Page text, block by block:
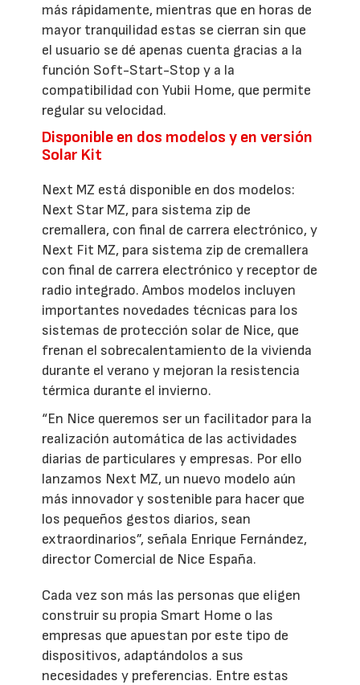
más rápidamente, mientras que en horas de
mayor tranquilidad estas se cierran sin que
el usuario se dé apenas cuenta gracias a la
función Soft-Start-Stop y a la
compatibilidad con Yubii Home, que permite
regular su velocidad.
Disponible en dos modelos y en versión
Solar Kit
Next MZ está disponible en dos modelos:
Next Star MZ, para sistema zip de
cremallera, con final de carrera electrónico, y
Next Fit MZ, para sistema zip de cremallera
con final de carrera electrónico y receptor de
radio integrado. Ambos modelos incluyen
importantes novedades técnicas para los
sistemas de protección solar de Nice, que
frenan el sobrecalentamiento de la vivienda
durante el verano y mejoran la resistencia
térmica durante el invierno.
“En Nice queremos ser un facilitador para la
realización automática de las actividades
diarias de particulares y empresas. Por ello
lanzamos Next MZ, un nuevo modelo aún
más innovador y sostenible para hacer que
los pequeños gestos diarios, sean
extraordinarios”, señala Enrique Fernández,
director Comercial de Nice España.
Cada vez son más las personas que eligen
construir su propia Smart Home o las
empresas que apuestan por este tipo de
dispositivos, adaptándolos a sus
necesidades y preferencias. Entre estas